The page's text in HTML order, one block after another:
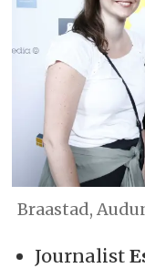
Braastad,
Journalist